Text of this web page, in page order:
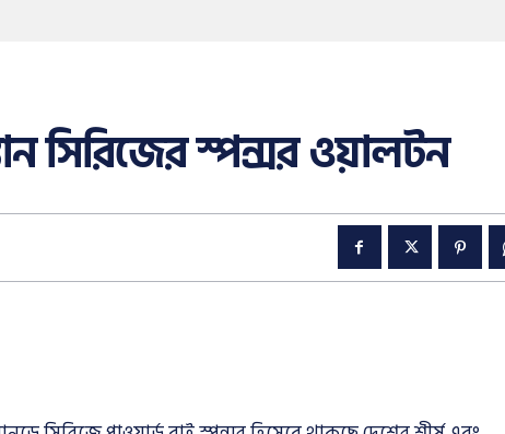
সিরিজের স্পন্সর ওয়ালটন